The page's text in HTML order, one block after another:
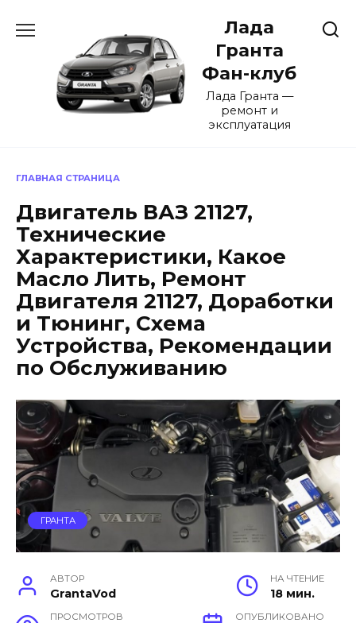
содержанию
Лада
Гранта
Фан-клуб
Лада Гранта —
ремонт и
эксплуатация
ГЛАВНАЯ СТРАНИЦА
Двигатель ВАЗ 21127,
Технические
Характеристики, Какое
Масло Лить, Ремонт
Двигателя 21127, Доработки
и Тюнинг, Схема
Устройства, Рекомендации
по Обслуживанию
ГРАНТА
АВТОР
GrantaVod
НА ЧТЕНИЕ
18 мин.
ПРОСМОТРОВ ОПУБЛИКОВАНО